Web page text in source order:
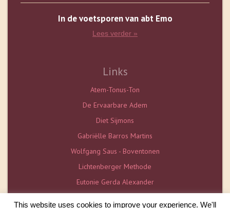
In de voetsporen van abt Emo
Lees verder »
Links
Atem-Tonus-Ton
De Ervaarbare Adem
Diet Sijmons
Gabriëlle Barros Martins
Wolfgang Saus - Boventonen
Lichtenberger Methode
Eutonie Gerda Alexander
This website uses cookies to improve your experience. We'll